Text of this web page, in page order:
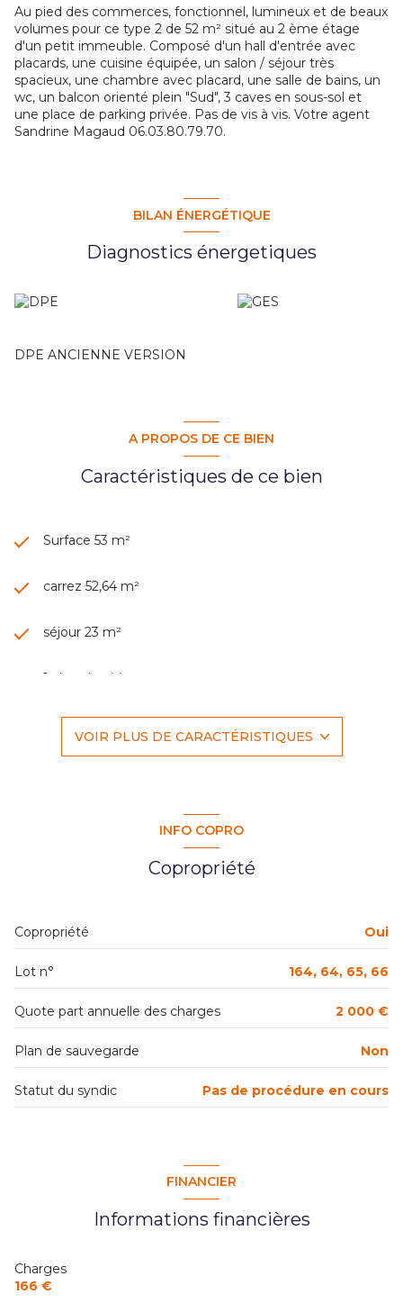
Au pied des commerces, fonctionnel, lumineux et de beaux
volumes pour ce type 2 de 52 m² situé au 2 ème étage
d'un petit immeuble. Composé d'un hall d'entrée avec
placards, une cuisine équipée, un salon / séjour très
spacieux, une chambre avec placard, une salle de bains, un
wc, un balcon orienté plein "Sud", 3 caves en sous-sol et
une place de parking privée. Pas de vis à vis. Votre agent
Sandrine Magaud 06.03.80.79.70.
BILAN ÉNERGÉTIQUE
Diagnostics énergetiques
DPE ANCIENNE VERSION
A PROPOS DE CE BIEN
Caractéristiques de ce bien
Surface 53 m²
carrez 52,64 m²
séjour 23 m²
1 chambre(s)
cuisine séparée (équipée)
Chauffage collectif : radiateur (gaz)
2ème étage
ascenseur
cave
quartier Centre Ville
accès handicapé
VOIR PLUS DE CARACTÉRISTIQUES
INFO COPRO
Copropriété
Copropriété Oui
Lot n° 164, 64, 65, 66
Quote part annuelle des charges 2 000 €
Plan de sauvegarde Non
Statut du syndic Pas de procédure en cours
FINANCIER
Informations financières
Charges
166 €